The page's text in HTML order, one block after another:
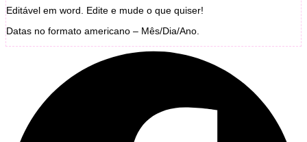
Editável em word. Edite e mude o que quiser!
Datas no formato americano – Mês/Dia/Ano.